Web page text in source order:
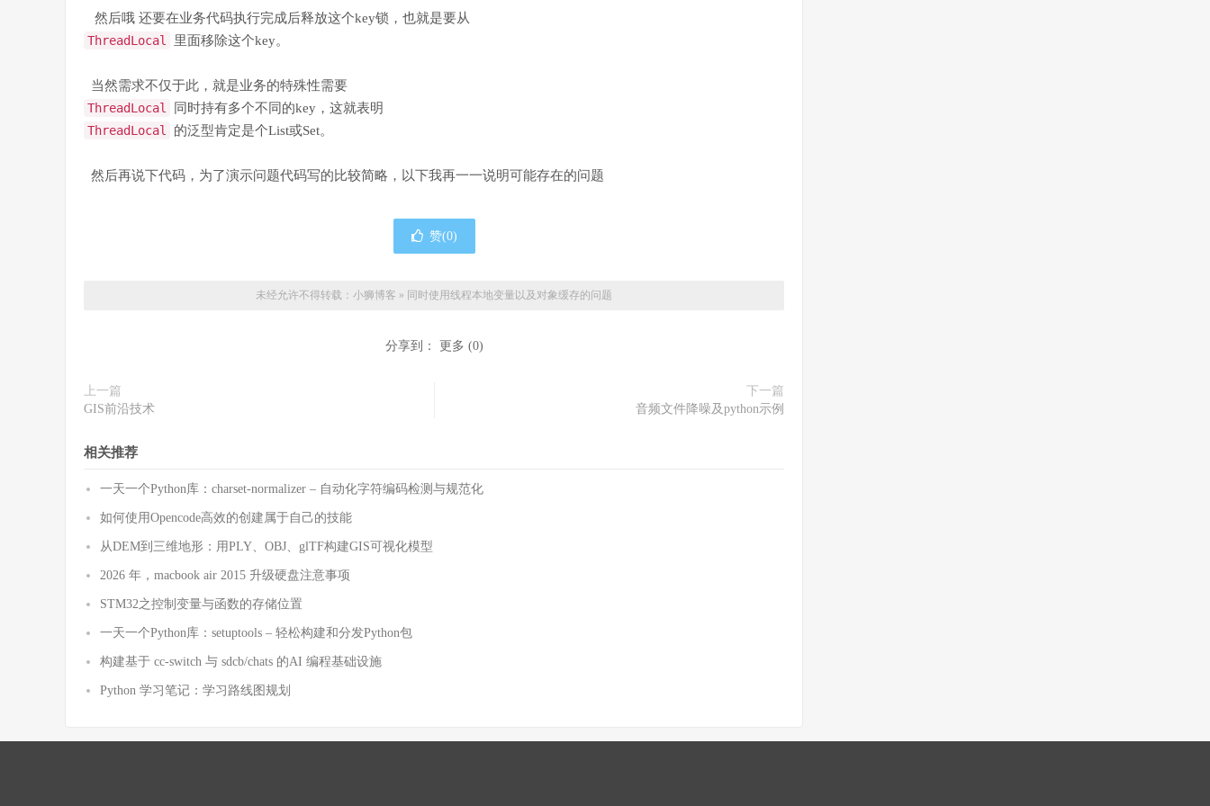
然后哦 还要在业务代码执行完成后释放这个key锁，也就是要从
ThreadLocal
里面移除这个key。
当然需求不仅于此，就是业务的特殊性需要
ThreadLocal
同时持有多个不同的key，这就表明
ThreadLocal
的泛型肯定是个List或Set。
然后再说下代码，为了演示问题代码写的比较简略，以下我再一一说明可能存在的问题
赞(0)
未经允许不得转载： 小狮博客 » 同时使用线程本地变量以及对象缓存的问题
分享到： 更多 (0)
上一篇
GIS前沿技术
下一篇
音频文件降噪及python示例
相关推荐
一天一个Python库：charset-normalizer – 自动化字符编码检测与规范化
如何使用Opencode高效的创建属于自己的技能
从DEM到三维地形：用PLY、OBJ、glTF构建GIS可视化模型
2026 年，macbook air 2015 升级硬盘注意事项
STM32之控制变量与函数的存储位置
一天一个Python库：setuptools – 轻松构建和分发Python包
构建基于 cc-switch 与 sdcb/chats 的AI 编程基础设施
Python 学习笔记：学习路线图规划